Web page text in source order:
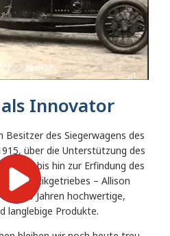
Innovator
Besitzer des Siegerwagens des
über die Unterstützung des
bis hin zur Erfindung des
– Allison
100 Jahren hochwertige,
langlebige Produkte.